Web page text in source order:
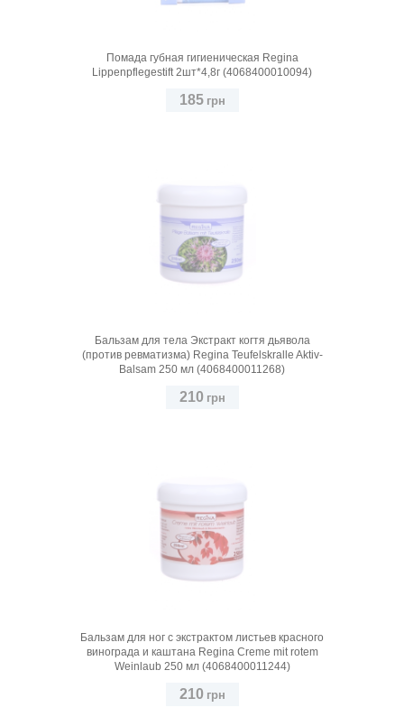
Помада губная гигиеническая Regina
Lippenpflegestift 2шт*4,8г (4068400010094)
185 грн
Бальзам для тела Экстракт когтя дьявола
(против ревматизма) Regina Teufelskralle Aktiv-
Balsam 250 мл (4068400011268)
210 грн
Бальзам для ног с экстрактом листьев красного
винограда и каштана Regina Creme mit rotem
Weinlaub 250 мл (4068400011244)
210 грн